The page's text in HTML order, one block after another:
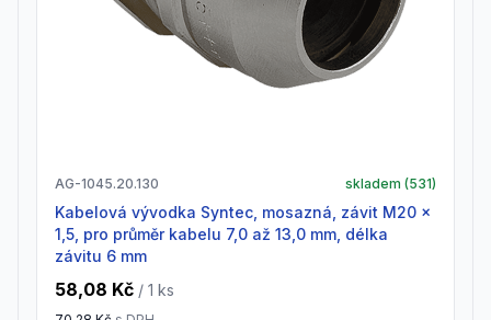
AG-1045.20.130 skladem (531)
Kabelová vývodka Syntec, mosazná, závit M20 x
1,5, pro průměr kabelu 7,0 až 13,0 mm, délka
závitu 6 mm
58,08 Kč / 1 ks